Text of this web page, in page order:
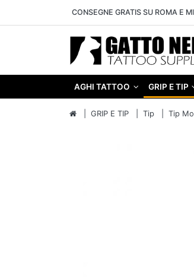
CONSEGNE GRATIS SU ROMA E
AGHI TATTOO GRIP E TIP
GRIP E TIP Tip Tip